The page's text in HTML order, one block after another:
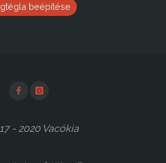
beépítése
- 2020 Vacókia